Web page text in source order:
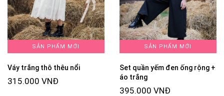
SẢN PHẨM MỚI
Váy trắng thô thêu nổi
315.000 VNĐ
SẢN PHẨM MỚI
Set quần yếm đen ống rộng +
áo trắng
395.000 VNĐ